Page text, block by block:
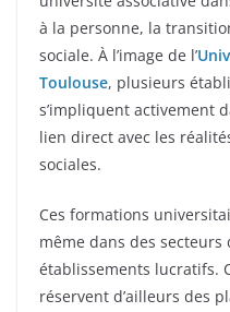
à la personne, la
sociale. À l’image de l’
Toulouse, plusieurs
s’impliquent activement
lien direct avec les
sociales.
Ces formations
même dans des secteurs
établissements lucratifs.
réservent d’ailleurs des